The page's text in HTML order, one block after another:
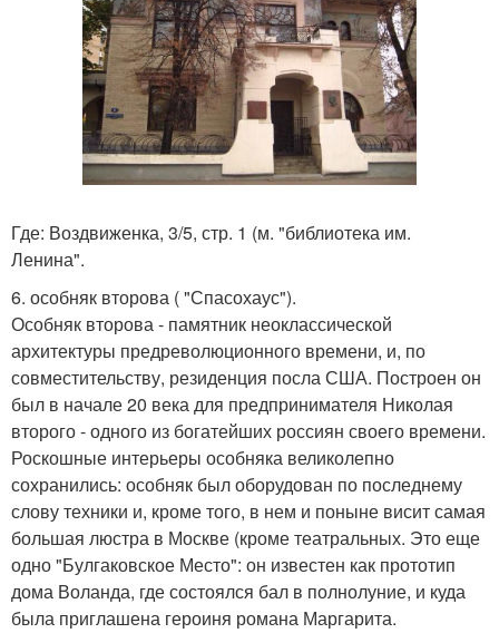
Где: Воздвиженка, 3/5, стр. 1 (м. "библиотека им.
Ленина".
6. особняк второва ( "Спасохаус").
Особняк второва - памятник неоклассической
архитектуры предреволюционного времени, и, по
совместительству, резиденция посла США. Построен он
был в начале 20 века для предпринимателя Николая
второго - одного из богатейших россиян своего времени.
Роскошные интерьеры особняка великолепно
сохранились: особняк был оборудован по последнему
слову техники и, кроме того, в нем и поныне висит самая
большая люстра в Москве (кроме театральных. Это еще
одно "Булгаковское Место": он известен как прототип
дома Воланда, где состоялся бал в полнолуние, и куда
была приглашена героиня романа Маргарита.